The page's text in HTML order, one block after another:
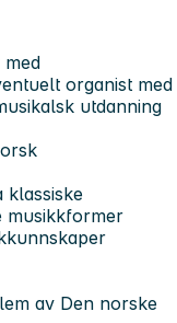
med
organist med
utdanning
klassiske
musikkformer
av Den norske